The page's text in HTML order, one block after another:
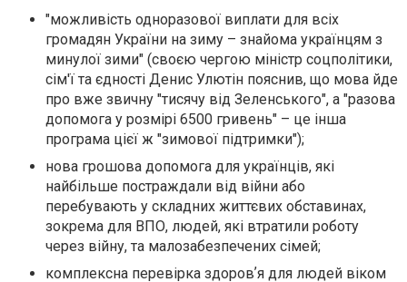
"можливість одноразової виплати для всіх
громадян України на зиму – знайома українцям з
минулої зими" (своєю чергою міністр соцполітики,
сім'ї та єдності Денис Улютін пояснив, що мова йде
про вже звичну "тисячу від Зеленського", а "разова
допомога у розмірі 6500 гривень" – це інша
програма цієї ж "зимової підтримки");
нова грошова допомога для українців, які
найбільше постраждали від війни або
перебувають у складних життєвих обставинах,
зокрема для ВПО, людей, які втратили роботу
через війну, та малозабезпечених сімей;
комплексна перевірка здоровʼя для людей віком